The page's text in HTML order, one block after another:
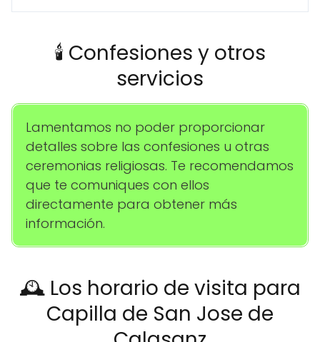
🕯️ Confesiones y otros
servicios
Lamentamos no poder proporcionar
detalles sobre las confesiones u otras
ceremonias religiosas. Te recomendamos
que te comuniques con ellos
directamente para obtener más
información.
🕰️ Los horario de visita para
Capilla de San Jose de